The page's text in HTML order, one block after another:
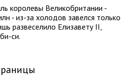
королевы Великобритании -
- из-за холодов завелся только
развеселило Елизавету II,
си.